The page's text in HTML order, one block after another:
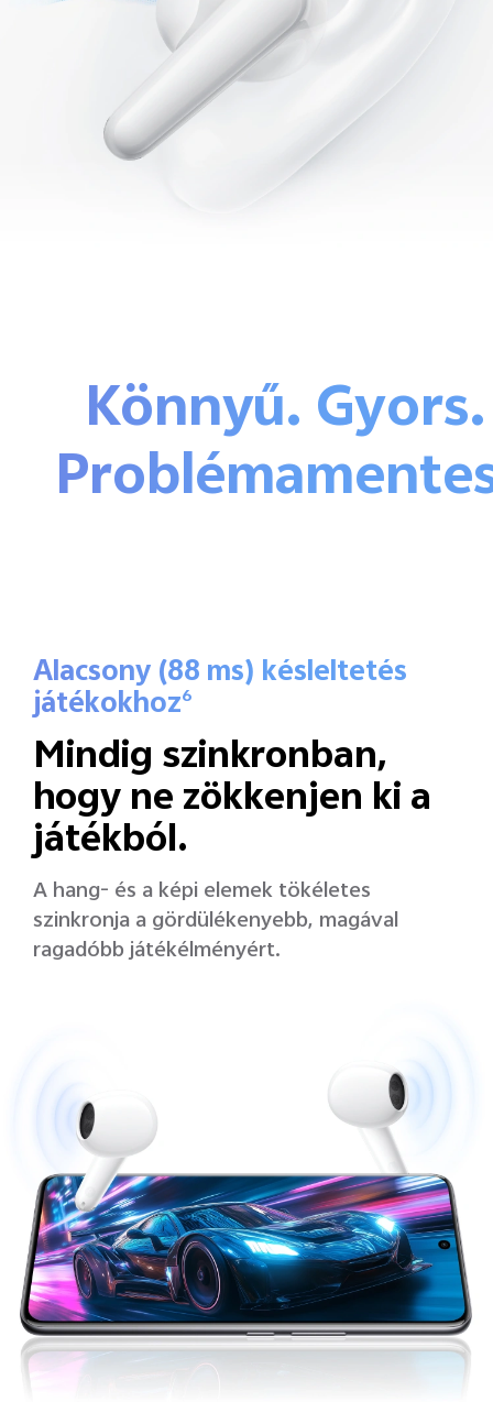
Könnyű. Gyors.
Alacsony (88 ms) késleltetés
játékokhoz6
Mindig szinkronban,
hogy ne zökkenjen ki a
játékból.
A hang- és a képi elemek tökéletes
szinkronja a gördülékenyebb, magával
ragadóbb játékélményért.